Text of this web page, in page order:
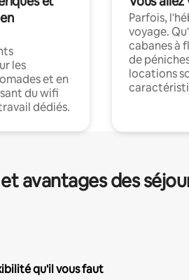
les
et en
du wifi
dédiés.
Parfois,
voyage.
cabanes à
de
locations
avantages des
qu'il vous faut